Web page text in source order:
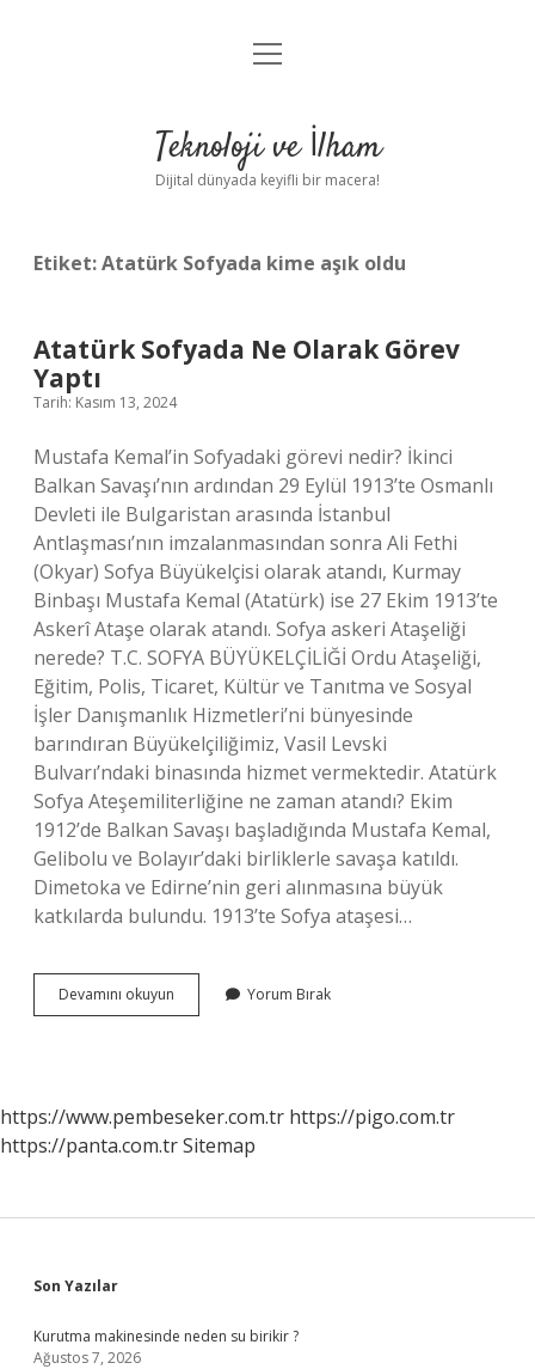
Anasayfa
Yasal Uyarı
menüyü
Teknoloji ve İlham
Dijital dünyada keyifli bir macera!
Etiket:Atatürk Sofyada kime aşık oldu
Atatürk Sofyada Ne Olarak Görev
Yaptı
Tarih: Kasım 13, 2024
Mustafa Kemal’in Sofyadaki görevi nedir? İkinci
Balkan Savaşı’nın ardından 29 Eylül 1913’te Osmanlı
Devleti ile Bulgaristan arasında İstanbul
Antlaşması’nın imzalanmasından sonra Ali Fethi
(Okyar) Sofya Büyükelçisi olarak atandı, Kurmay
Binbaşı Mustafa Kemal (Atatürk) ise 27 Ekim 1913’te
Askerî Ataşe olarak atandı. Sofya askeri Ataşeliği
nerede? T.C. SOFYA BÜYÜKELÇİLİĞİ Ordu Ataşeliği,
Eğitim, Polis, Ticaret, Kültür ve Tanıtma ve Sosyal
İşler Danışmanlık Hizmetleri’ni bünyesinde
barındıran Büyükelçiliğimiz, Vasil Levski
Bulvarı’ndaki binasında hizmet vermektedir. Atatürk
Sofya Ateşemiliterliğine ne zaman atandı? Ekim
1912’de Balkan Savaşı başladığında Mustafa Kemal,
Gelibolu ve Bolayır’daki birliklerle savaşa katıldı.
Dimetoka ve Edirne’nin geri alınmasına büyük
katkılarda bulundu. 1913’te Sofya ataşesi…
Devamını okuyun
Sofyada
Yorum Bırak
https://www.pembeseker.com.tr https://pigo.com.tr
https://panta.com.trSitemap
Sidebar
Son Yazılar
Kurutma makinesinde neden su birikir ?
Ağustos 7, 2026